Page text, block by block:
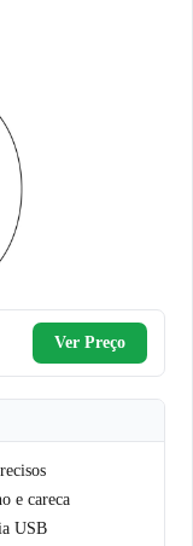
Ver Preço
e careca
USB